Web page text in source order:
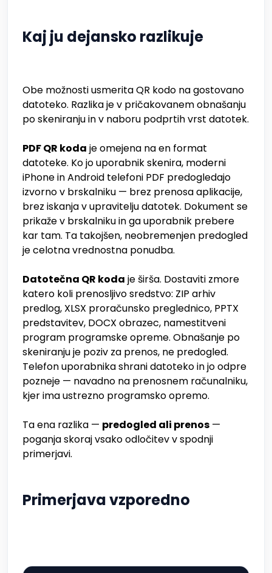
Kaj ju dejansko razlikuje
Obe možnosti usmerita QR kodo na gostovano
datoteko. Razlika je v pričakovanem obnašanju
po skeniranju in v naboru podprtih vrst datotek.
PDF QR koda je omejena na en format
datoteke. Ko jo uporabnik skenira, moderni
iPhone in Android telefoni PDF predogledajo
izvorno v brskalniku — brez prenosa aplikacije,
brez iskanja v upravitelju datotek. Dokument se
prikaže v brskalniku in ga uporabnik prebere
kar tam. Ta takojšen, neobremenjen predogled
je celotna vrednostna ponudba.
Datotečna QR koda je širša. Dostaviti zmore
katero koli prenosljivo sredstvo: ZIP arhiv
predlog, XLSX proračunsko preglednico, PPTX
predstavitev, DOCX obrazec, namestitveni
program programske opreme. Obnašanje po
skeniranju je poziv za prenos, ne predogled.
Telefon uporabnika shrani datoteko in jo odpre
pozneje — navadno na prenosnem računalniku,
kjer ima ustrezno programsko opremo.
Ta ena razlika — predogled ali prenos —
poganja skoraj vsako odločitev v spodnji
primerjavi.
Primerjava vzporedno